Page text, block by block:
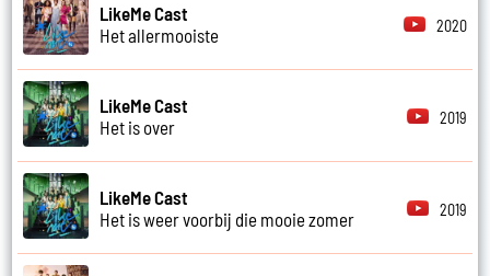
LikeMe Cast
Het allermooiste
2020
LikeMe Cast
Het is over
2019
LikeMe Cast
Het is weer voorbij die mooie zomer
2019